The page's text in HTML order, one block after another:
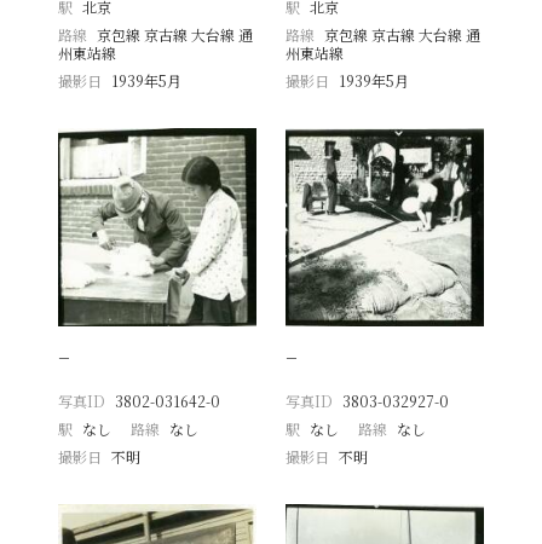
駅 北京
路線 京包線 京古線 大台線 通
州東站線
撮影日
1939年5月
駅 北京
路線 京包線 京古線 大台線 通
州東站線
撮影日
1939年5月
−
写真ID 3802-031642-0
駅 なし 路線 なし
撮影日
不明
−
写真ID 3803-032927-0
駅 なし 路線 なし
撮影日 不明